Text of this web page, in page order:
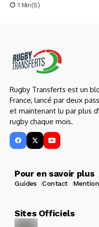
1 Min(s)
Rugby Transferts est un
France, lancé par deux
et maintenant lu par plus
rugby chaque mois.
Pour en savoir plus
Guides Contact
Sites Officiels